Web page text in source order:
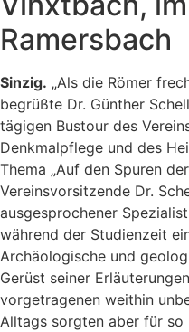
Ramersbach
Sinzig. „Als die Römer
begrüßte Dr. Günther
tägigen Bustour des
Denkmalpflege und des
Thema „Auf den Spuren
Vereinsvorsitzende Dr.
ausgesprochener
während der Studienzeit
Archäologische und
Gerüst seiner
vorgetragenen weithin
Alltags sorgten aber für so